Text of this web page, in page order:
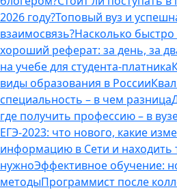
2026 году?Топовый вуз и
взаимосвязь?Насколько
хороший реферат: за день, за
на учебе для студента-платника
виды образования в России
специальность – в чем разница
где получить профессию – в
ЕГЭ-2023: что нового, какие
информацию в Сети и находить
нужноЭффективное обучение:
методыПрограммист после